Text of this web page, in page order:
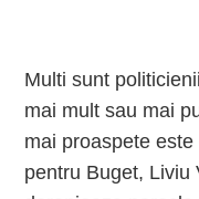
Multi sunt
mai mult sau mai
mai proaspete
pentru Buget, Liviu